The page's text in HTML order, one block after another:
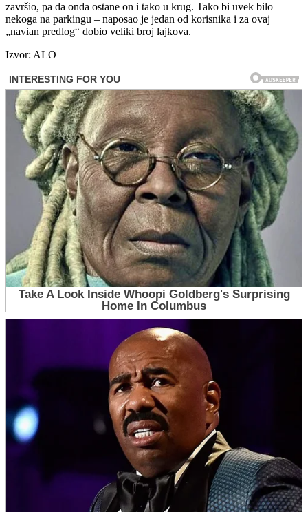
završio, pa da onda ostane on i tako u krug. Tako bi uvek bilo
nekoga na parkingu – naposao je jedan od korisnika i za ovaj
„navian predlog“ dobio veliki broj lajkova.
Izvor: ALO